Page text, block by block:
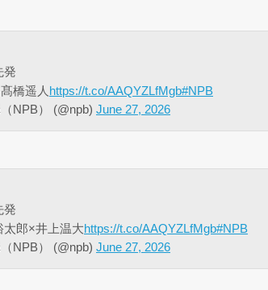
発
橋遥人 https://t.co/AAQYZLfMgb#NPB
NPB） (@npb) June 27, 2026
発
太郎×井上温大https://t.co/AAQYZLfMgb#NPB
NPB） (@npb) June 27, 2026